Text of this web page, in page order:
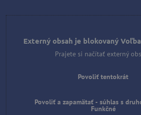
Externý obsah je blokovaný
Prajete si načítať externý
Povoliť tentokrát
Povoliť a zapamätať - súhlas s
Funkčné